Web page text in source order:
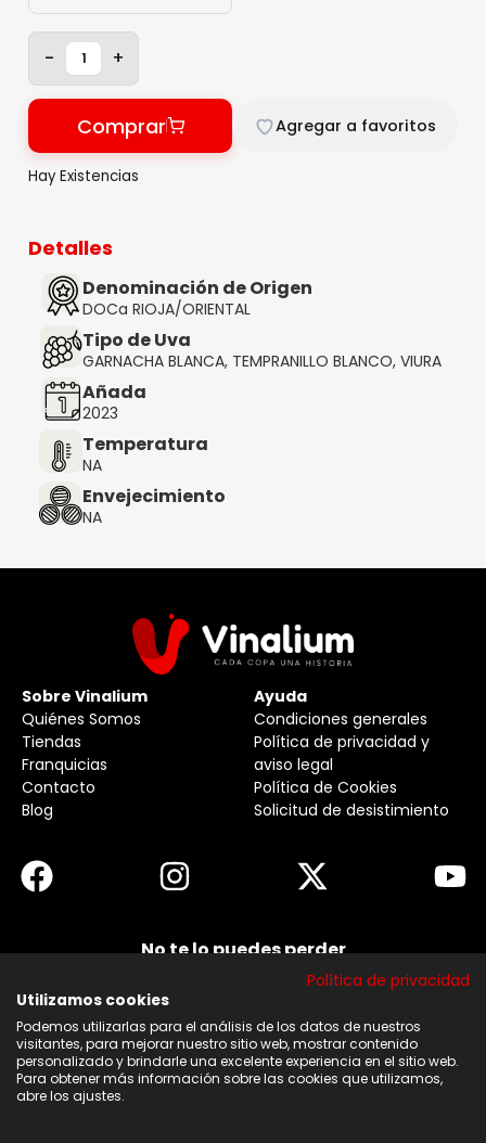
- +
Comprar Agregar a favoritos
Hay Existencias
Detalles
Denominación de Origen
DOCa RIOJA/ORIENTAL
Tipo de Uva
GARNACHA BLANCA, TEMPRANILLO BLANCO, VIURA
Añada
2023
Temperatura
NA
Envejecimiento
NA
Sobre Vinalium
Quiénes Somos
Tiendas
Franquicias
Contacto
Blog
Ayuda
Condiciones generales
Política de privacidad y
aviso legal
Política de Cookies
Solicitud de desistimiento
No te lo puedes perder
ninguna de nuestras noticias, ofertas y
Acepto los términos y condiciones
Política de privacidad
Utilizamos cookies
Podemos utilizarlas para el análisis de los datos de nuestros
visitantes, para mejorar nuestro sitio web, mostrar contenido
personalizado y brindarle una excelente experiencia en el sitio web.
Para obtener más información sobre las cookies que utilizamos,
abre los ajustes.